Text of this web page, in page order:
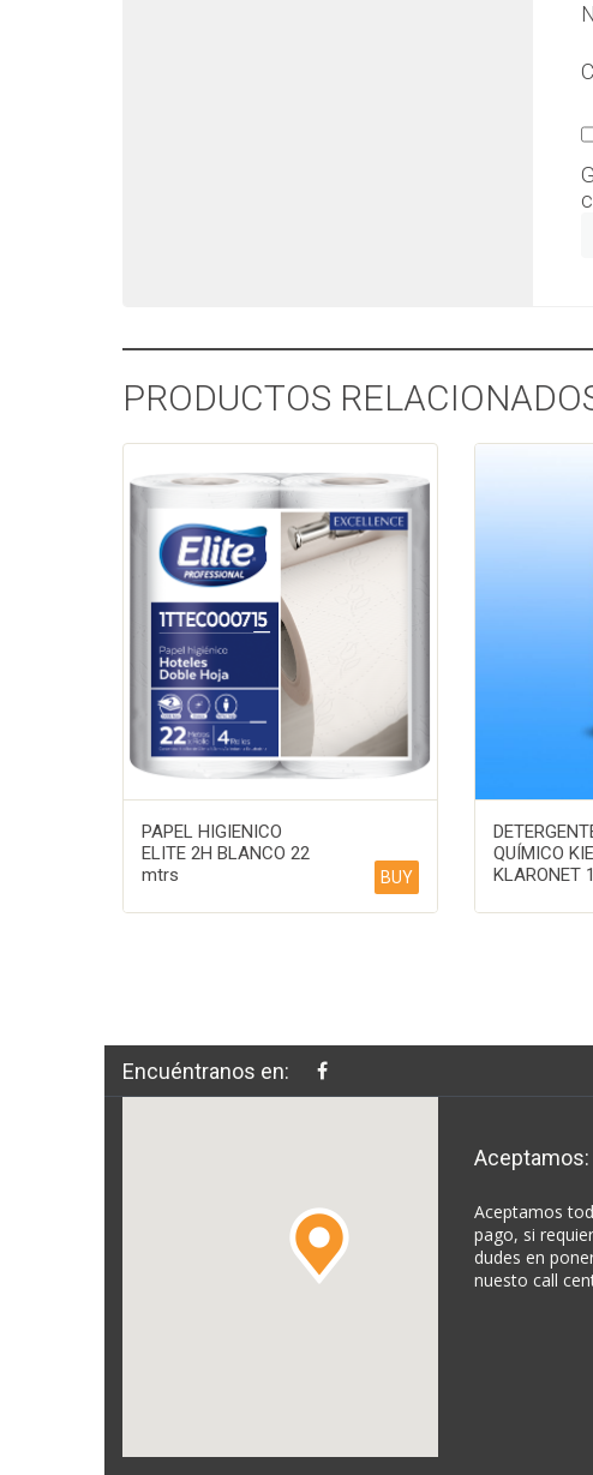
PRODUCTOS
PAPEL HIGIENICO
ELITE 2H BLANCO 22
mtrs
BUY
QUÍMICO
KLARONET
Encuéntranos en:
Aceptamos:
Aceptamos
pago, si
dudes en
nuesto call